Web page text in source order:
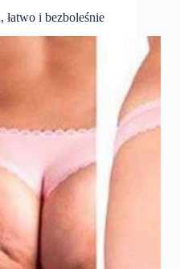
i bezboleśnie